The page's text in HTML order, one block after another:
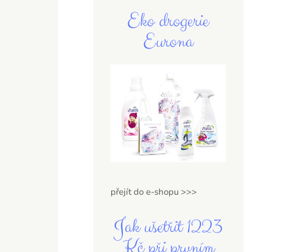
Eko drogerie
Eurona
přejít do e-shopu >>>
Jak ušetřit 1223